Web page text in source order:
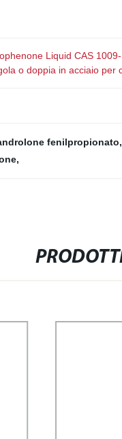
Liquid CAS
o doppia in acciaio per
fenilpropionato
,